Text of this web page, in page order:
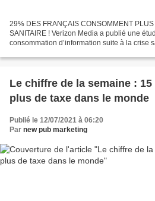
29% DES FRANÇAIS CONSOMMENT
SANITAIRE ! Verizon Media a publié une
consommation d’information suite à la crise
Le chiffre de la semaine :
plus de taxe dans le monde
Publié le 12/07/2021 à 06:20
Par new pub marketing